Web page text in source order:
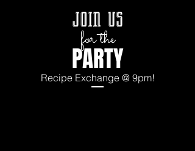
join us
for the
PARTY
Recipe Exchange @ 9pm!